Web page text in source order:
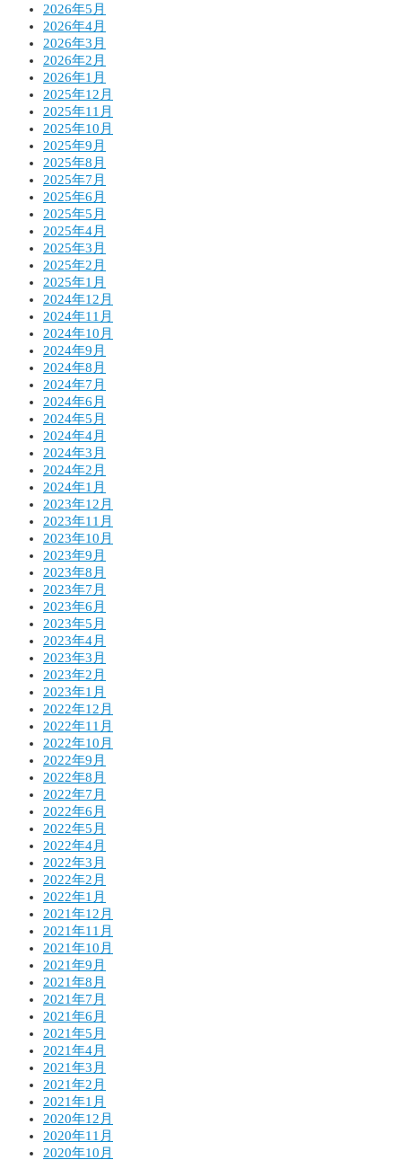
2026年5月
2026年4月
2026年3月
2026年2月
2026年1月
2025年12月
2025年11月
2025年10月
2025年9月
2025年8月
2025年7月
2025年6月
2025年5月
2025年4月
2025年3月
2025年2月
2025年1月
2024年12月
2024年11月
2024年10月
2024年9月
2024年8月
2024年7月
2024年6月
2024年5月
2024年4月
2024年3月
2024年2月
2024年1月
2023年12月
2023年11月
2023年10月
2023年9月
2023年8月
2023年7月
2023年6月
2023年5月
2023年4月
2023年3月
2023年2月
2023年1月
2022年12月
2022年11月
2022年10月
2022年9月
2022年8月
2022年7月
2022年6月
2022年5月
2022年4月
2022年3月
2022年2月
2022年1月
2021年12月
2021年11月
2021年10月
2021年9月
2021年8月
2021年7月
2021年6月
2021年5月
2021年4月
2021年3月
2021年2月
2021年1月
2020年12月
2020年11月
2020年10月